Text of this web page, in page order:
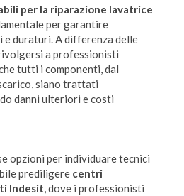
per la riparazione lavatrice
per garantire
duraturi. A differenza delle
a professionisti
tutti i componenti, dal
siano trattati
danni ulteriori e costi
opzioni per individuare tecnici
prediligere centri
Indesit, dove i professionisti